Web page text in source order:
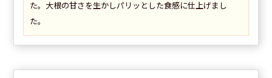
た。大根の甘さを生かしパリッとした食感に仕上げまし
た。